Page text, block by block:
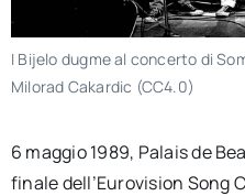
I Bijelo dugme al concerto di
Milorad Cakardic (CC4.0)
6 maggio 1989, Palais de
finale dell’Eurovision Song